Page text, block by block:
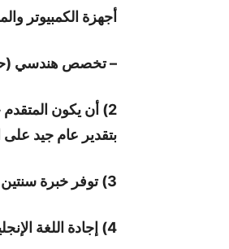
أجهزة الكمبيوتر
– تخصص هندسي
بتقدير عام جيد على
3) توفر خبرة سنتين في تخصصات البنود الثاني والثالث والرابع.
4) إجادة اللغة الإنجليزية.